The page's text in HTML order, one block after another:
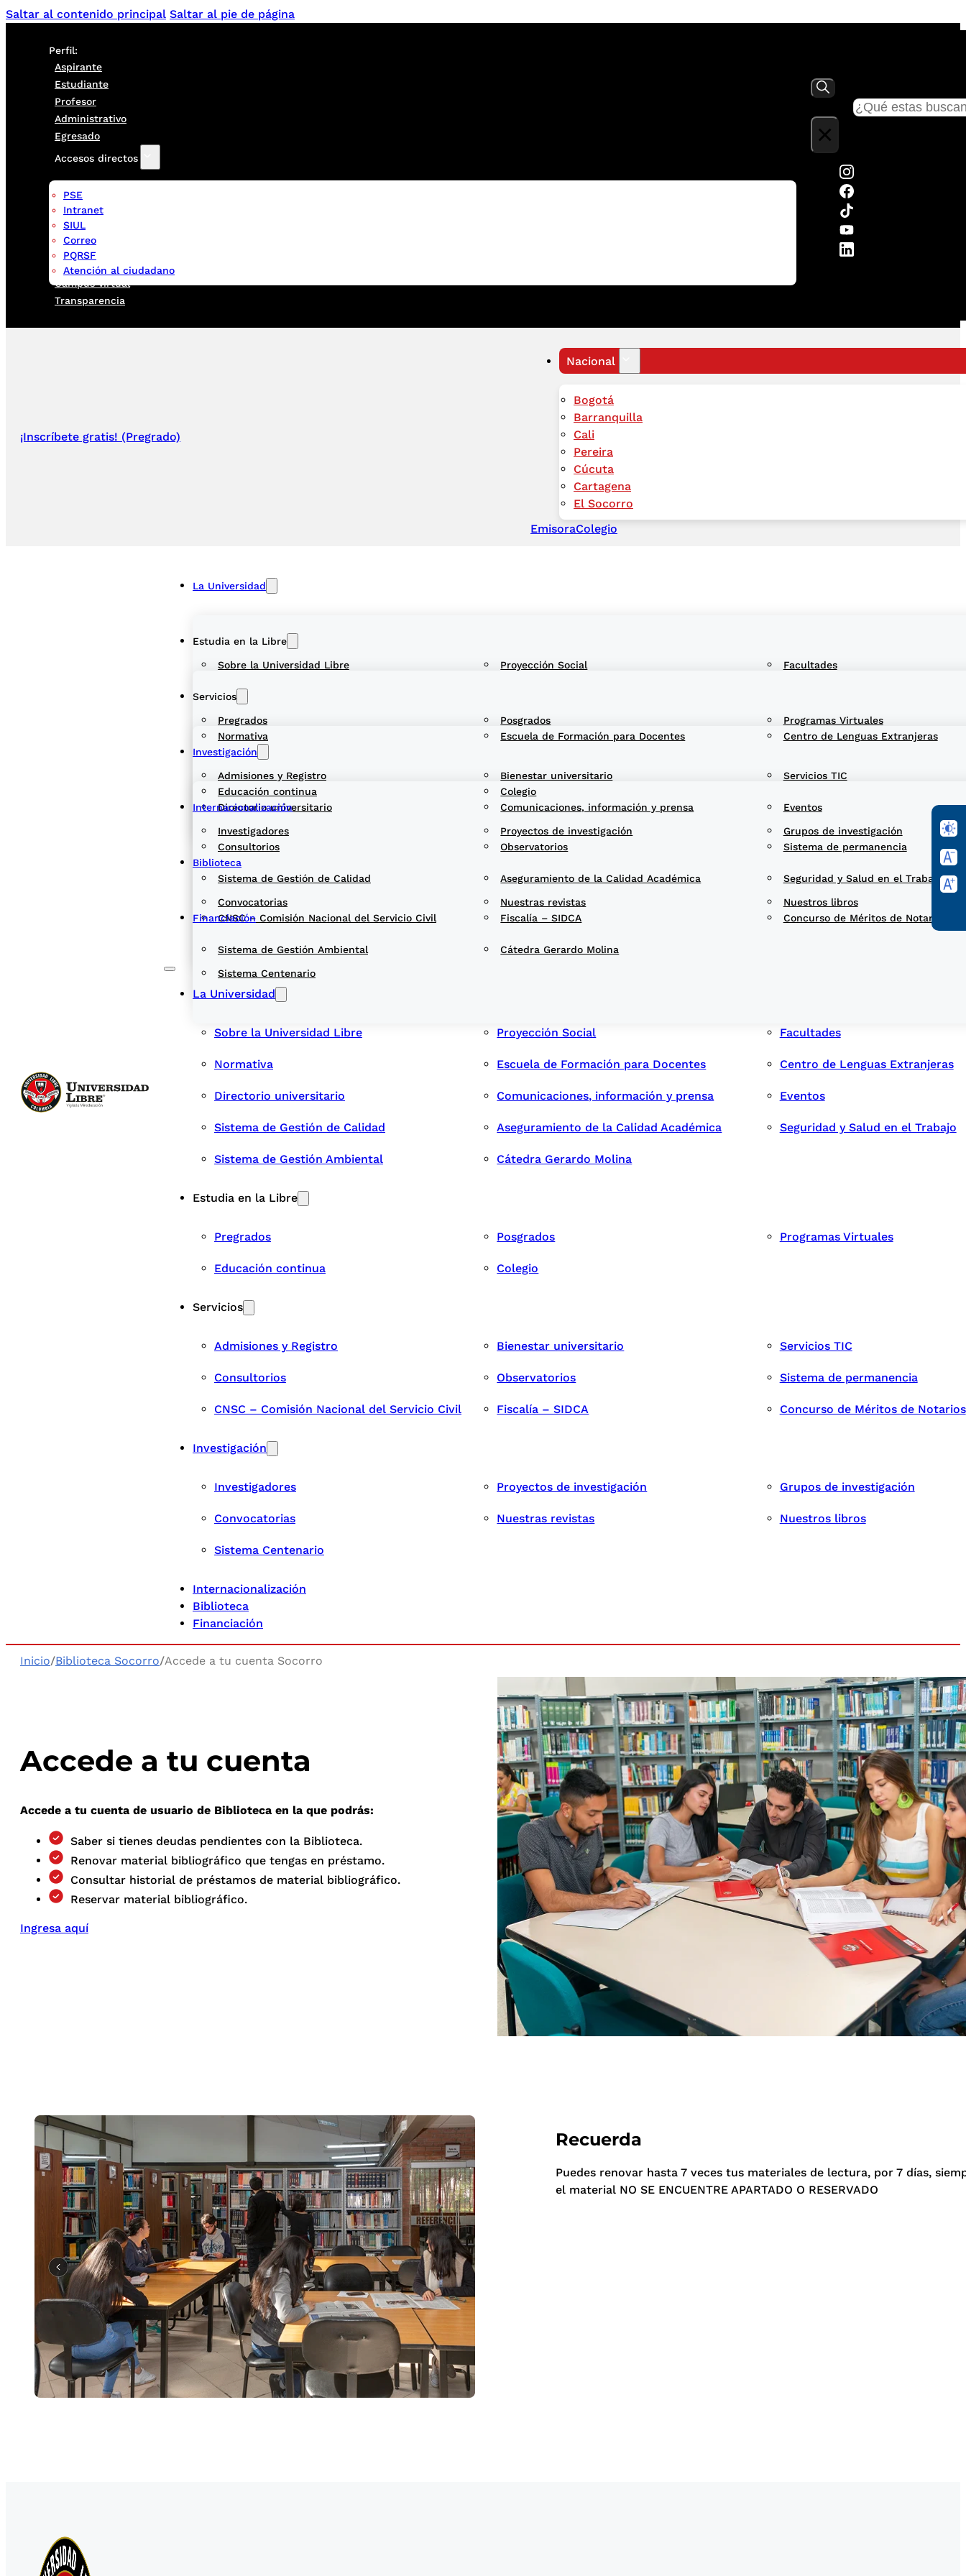
Saltar al contenido principal Saltar al pie de página
Perfil:
Aspirante
Estudiante
Profesor
Administrativo
Egresado
Accesos directos
PSE
Intranet
SIUL
Correo
PQRSF
Atención al ciudadano
Campus virtual
Transparencia
×
¡Inscríbete gratis! (Pregrado)
Nacional
Bogotá
Barranquilla
Cali
Pereira
Cúcuta
Cartagena
El Socorro
EmisoraColegio
La Universidad
Sobre la Universidad Libre Proyección Social Facultades
Normativa Escuela de Formación para Docentes Centro de Lenguas Extranjeras
Directorio universitario Comunicaciones, información y prensa Eventos
Sistema de Gestión de Calidad Aseguramiento de la Calidad Académica Seguridad y Salud en el Trabajo
Sistema de Gestión Ambiental Cátedra Gerardo Molina
Estudia en la Libre
Pregrados Posgrados Programas Virtuales
Educación continua Colegio
Servicios
Admisiones y Registro Bienestar universitario Servicios TIC
Consultorios Observatorios Sistema de permanencia
CNSC – Comisión Nacional del Servicio Civil Fiscalía – SIDCA Concurso de Méritos de Notarios
Investigación
Investigadores Proyectos de investigación Grupos de investigación
Convocatorias Nuestras revistas Nuestros libros
Sistema Centenario
Internacionalización
Biblioteca
Financiación
La Universidad
Sobre la Universidad Libre Proyección Social Facultades
Normativa Escuela de Formación para Docentes Centro de Lenguas Extranjeras
Directorio universitario Comunicaciones, información y prensa Eventos
Sistema de Gestión de Calidad Aseguramiento de la Calidad Académica Seguridad y Salud en el Trabajo
Sistema de Gestión Ambiental Cátedra Gerardo Molina
Estudia en la Libre
Pregrados Posgrados Programas Virtuales
Educación continua Colegio
Servicios
Admisiones y Registro Bienestar universitario Servicios TIC
Consultorios Observatorios Sistema de permanencia
CNSC – Comisión Nacional del Servicio Civil Fiscalía – SIDCA Concurso de Méritos de Notarios
Investigación
Investigadores Proyectos de investigación Grupos de investigación
Convocatorias Nuestras revistas Nuestros libros
Sistema Centenario
Internacionalización
Biblioteca
Financiación
Inicio/Biblioteca Socorro/Accede a tu cuenta Socorro
Accede a tu cuenta
Accede a tu cuenta de usuario de Biblioteca en la que podrás:
Saber si tienes deudas pendientes con la Biblioteca.
Renovar material bibliográfico que tengas en préstamo.
Consultar historial de préstamos de material bibliográfico.
Reservar material bibliográfico.
Ingresa aquí
Recuerda
Puedes renovar hasta 7 veces tus materiales de lectura, por 7 días,
el material NO SE ENCUENTRE APARTADO O RESERVADO